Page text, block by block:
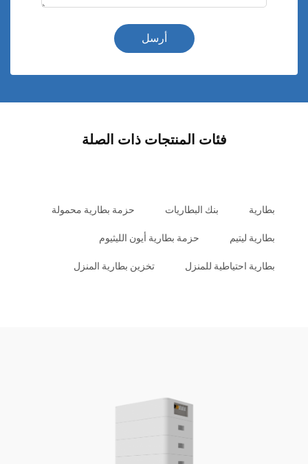
أرسل
فئات المنتجات ذات الصلة
بطارية بنك البطاريات حزمة بطارية محمولة
بطارية ليتيم حزمة بطارية أيون الليثيوم
بطارية احتياطية للمنزل تخزين بطارية المنزل